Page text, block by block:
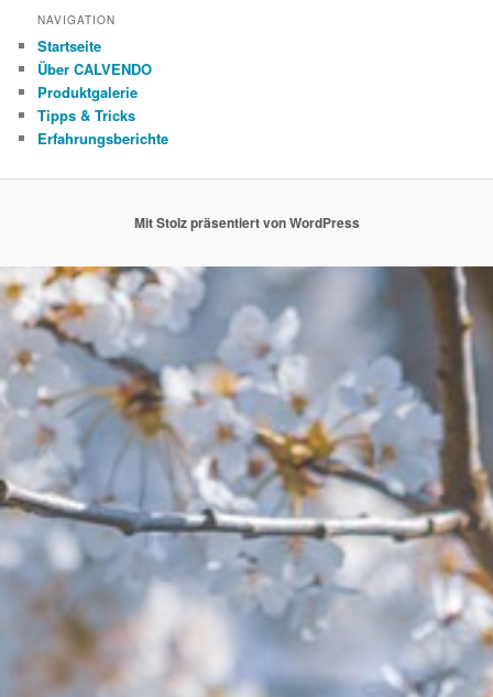
NAVIGATION
Startseite
Über CALVENDO
Produktgalerie
Tipps & Tricks
Erfahrungsberichte
Mit Stolz präsentiert von WordPress